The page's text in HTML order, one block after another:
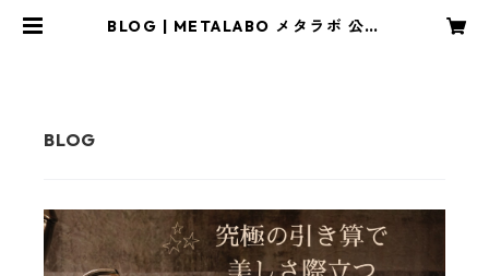
BLOG | METALABO メタラボ 公式